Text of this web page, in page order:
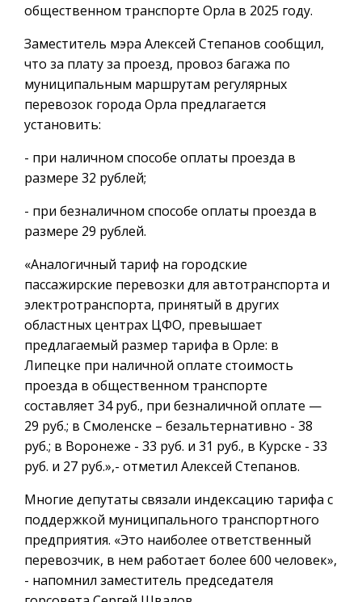
общественном транспорте Орла в 2025 году.
Заместитель мэра Алексей Степанов сообщил,
что за плату за проезд, провоз багажа по
муниципальным маршрутам регулярных
перевозок города Орла предлагается
установить:
- при наличном способе оплаты проезда в
размере 32 рублей;
- при безналичном способе оплаты проезда в
размере 29 рублей.
«Аналогичный тариф на городские
пассажирские перевозки для автотранспорта и
электротранспорта, принятый в других
областных центрах ЦФО, превышает
предлагаемый размер тарифа в Орле: в
Липецке при наличной оплате стоимость
проезда в общественном транспорте
составляет 34 руб., при безналичной оплате —
29 руб.; в Смоленске – безальтернативно - 38
руб.; в Воронеже - 33 руб. и 31 руб., в Курске - 33
руб. и 27 руб.»,- отметил Алексей Степанов.
Многие депутаты связали индексацию тарифа с
поддержкой муниципального транспортного
предприятия. «Это наиболее ответственный
перевозчик, в нем работает более 600 человек»,
- напомнил заместитель председателя